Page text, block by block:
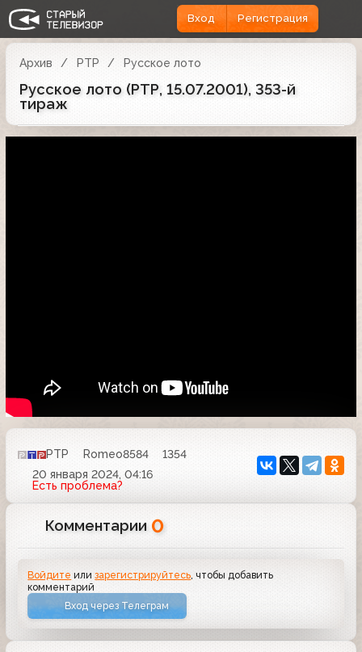
Вход Регистрация
Архив РТР Русское лото
Русское лото (РТР, 15.07.2001), 353-й
тираж
РТР Romeo8584
1354
20 января 2024, 04:16
Есть проблема?
Комментарии 0
Войдите илизарегистрируйтесь , чтобы добавить
комментарий
Вход через Телеграм